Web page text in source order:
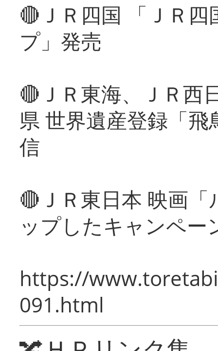
🔴ＪＲ四国 「ＪＲ
プ」発売
🔴ＪＲ東海、ＪＲ西
県 世界遺産登録「
信
🔴ＪＲ東日本 映画
ップしたキャンペー
https://
091.html